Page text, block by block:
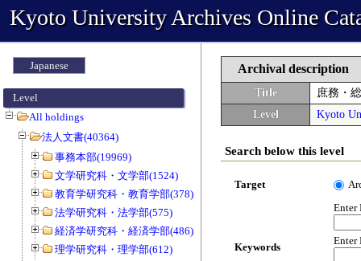
Kyoto University Archives Online
Japanese
Level
All holdings
法人文書(40364)
事務本部(19969)
文学研究科・文学部(1524)
教育学研究科・教育学部(378)
法学研究科・法学部(575)
経済学研究科・経済学部(486)
理学研究科・理学部(612)
Archival description
Title
庶務・
Level
Kyoto
Search below this level
Target
Keywords
Enter
Enter